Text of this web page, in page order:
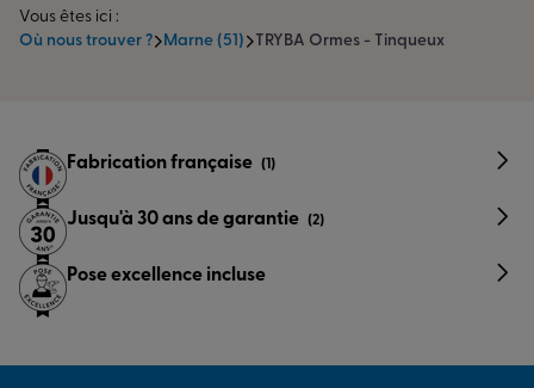
Vous êtes ici :
Où nous trouver ?
Marne (51) TRYBA Ormes - Tinqueux
Fabrication française (1)
Jusqu'à 30 ans de garantie (2)
Pose excellence incluse